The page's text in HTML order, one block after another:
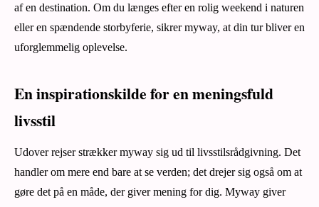
af en destination. Om du længes efter en rolig weekend i naturen
eller en spændende storbyferie, sikrer myway, at din tur bliver en
uforglemmelig oplevelse.
En inspirationskilde for en meningsfuld
livsstil
Udover rejser strækker myway sig ud til livsstilsrådgivning. Det
handler om mere end bare at se verden; det drejer sig også om at
gøre det på en måde, der giver mening for dig. Myway giver